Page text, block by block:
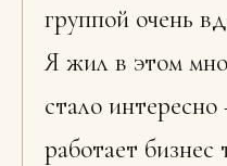
группой очень
Я жил в этом
стало
работает бизнес